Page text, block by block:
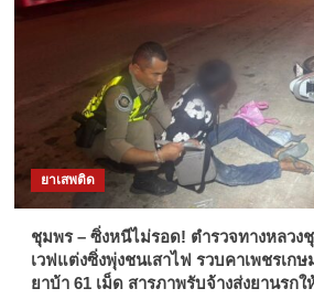
ยาเสพติด
ชุมพร – ซิ่งหนีไม่รอด! ตำรวจทางหลวง
เวฟแต่งซิ่งพุ่งชนเสาไฟ รวบคาเพชรเก
ยาบ้า 61 เม็ด สารภาพรับจ้างส่งยานรกใ